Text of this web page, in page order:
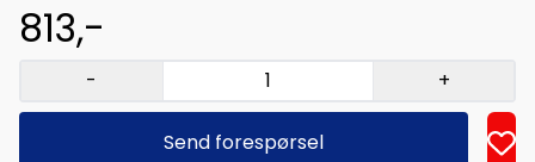
813,-
- +
Send forespørsel